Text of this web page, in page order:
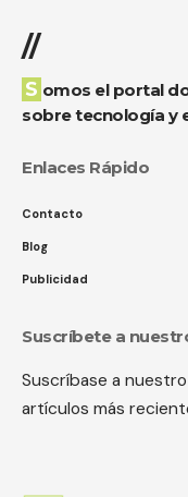
//
Somos el portal donde obtendrás las novedades
sobre tecnología y
Enlaces Rápido
Contacto
Blog
Publicidad
Suscríbete a
Suscríbase a
artículos más